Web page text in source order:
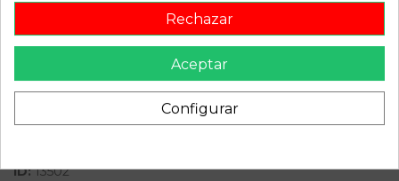
Combustible
Diesel
Versión
2.0 HDi 90 SX Top
90CV 66KW
Tipo vehículo
Turismo
ID: 13502
Rechazar
Aceptar
Configurar